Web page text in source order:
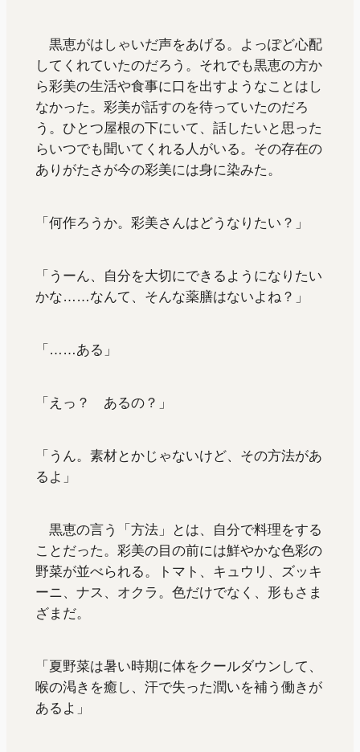
黒恵がはしゃいだ声をあげる。よっぽど心配
してくれていたのだろう。それでも黒恵の方か
ら彩美の生活や食事に口を出すようなことはし
なかった。彩美が話すのを待っていたのだろ
う。ひとつ屋根の下にいて、話したいと思った
らいつでも聞いてくれる人がいる。その存在の
ありがたさが今の彩美には身に染みた。
「何作ろうか。彩美さんはどうなりたい？」
「うーん、自分を大切にできるようになりたい
かな……なんて、そんな薬膳はないよね？」
「……ある」
「えっ？ あるの？」
「うん。素材とかじゃないけど、その方法があ
るよ」
黒恵の言う「方法」とは、自分で料理をする
ことだった。彩美の目の前には鮮やかな色彩の
野菜が並べられる。トマト、キュウリ、ズッキ
ーニ、ナス、オクラ。色だけでなく、形もさま
ざまだ。
「夏野菜は暑い時期に体をクールダウンして、
喉の渇きを癒し、汗で失った潤いを補う働きが
あるよ」